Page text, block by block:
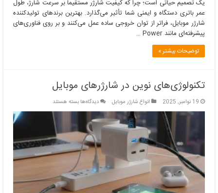
یک تصمیم حیاتی است؛ چرا که کیفیت شارژر مستقیماً بر سرعت شارژ، طول
عمر باتری دستگاه و ایمنی شما تأثیر می‌گذارد. بهترین برندهای تولیدکننده
شارژر موبایل، فراتر از توان خروجی ساده عمل می‌کنند و بر روی فناوری‌های
پیشرفته‌ای مانند Power …
توضیحات بیشتر »
تکنولوژی‌های نوین در شارژرهای موبایل
19 نوامبر, 2025 انواع شارژر موبایل دیدگاه‌هابرای
تکنولوژی‌های
در
شارژرهای
موبایل
بسته هستند